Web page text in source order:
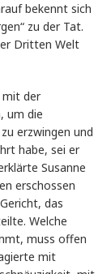
bekennt sich
zu der Tat.
Dritten Welt
mit der
um die
erzwingen und
habe, sei er
Susanne
erschossen
das
Welche
muss offen
mit